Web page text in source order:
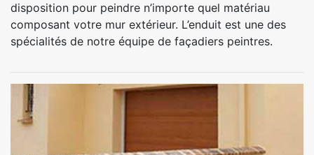
disposition pour peindre n’importe quel matériau
composant votre mur extérieur. L’enduit est une des
spécialités de notre équipe de façadiers peintres.